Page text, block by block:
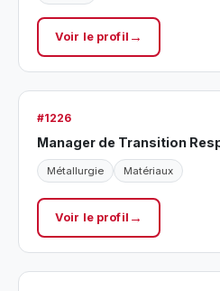
Voir le profil
#1226
Manager de Transition
Métallurgie Matériaux
Voir le profil